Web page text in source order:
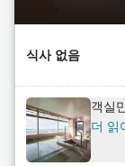
조식
(세금 포함)
(세금 포함)
식사 없음
객실
더 읽